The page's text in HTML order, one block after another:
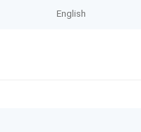
English